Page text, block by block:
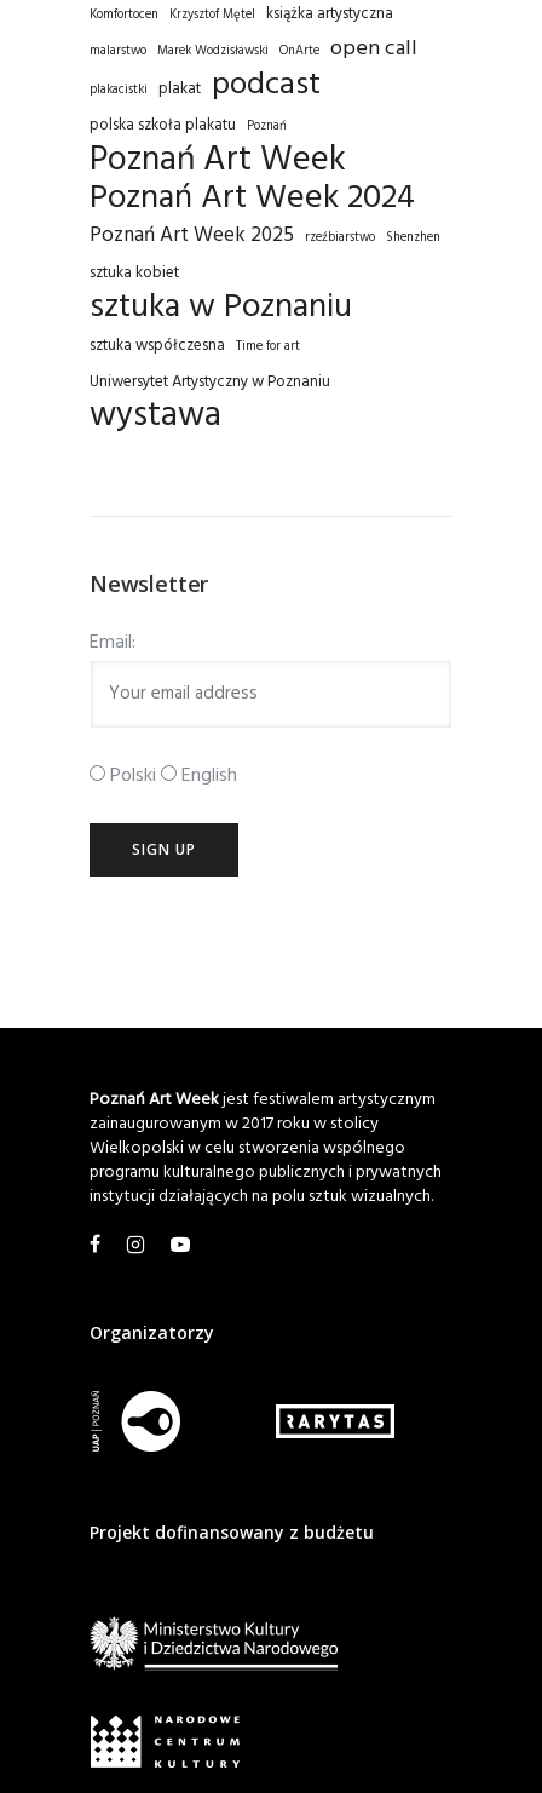
Komfortocen
Krzysztof Mętel książka artystyczna
malarstwo Marek Wodzisławski OnArte open call
plakacistki plakat podcast
polska szkoła plakatu Poznań
Poznań Art Week
Poznań Art Week 2024
Poznań Art Week 2025 rzeźbiarstwo Shenzhen
sztuka kobiet
sztuka w Poznaniu
sztuka współczesna Time for art
Uniwersytet Artystyczny w Poznaniu
wystawa
Newsletter
Email:
Polski English
Poznań Art Weekjest festiwalem artystycznym
zainaugurowanym w 2017 roku w stolicy
Wielkopolski w celu stworzenia wspólnego
programu kulturalnego publicznych i prywatnych
instytucji działających na polu sztuk wizualnych.
Organizatorzy
Projekt dofinansowany z budżetu